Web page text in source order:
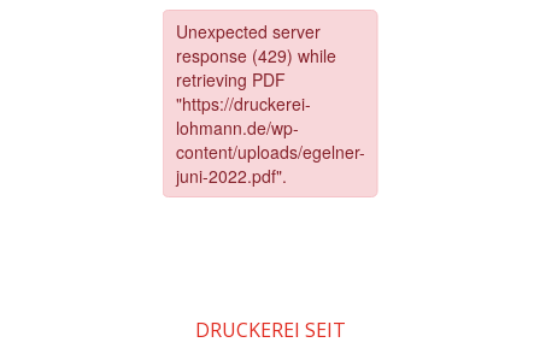
DRUCKEREI SEIT